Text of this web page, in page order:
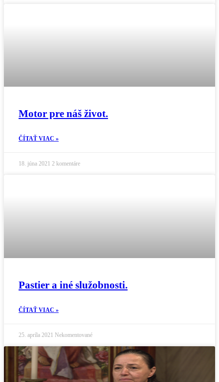
Motor pre náš život.
ČÍTAŤ VIAC »
18. júna 2021 2 komentáre
Pastier a iné služobnosti.
ČÍTAŤ VIAC »
25. apríla 2021 Nekomentované